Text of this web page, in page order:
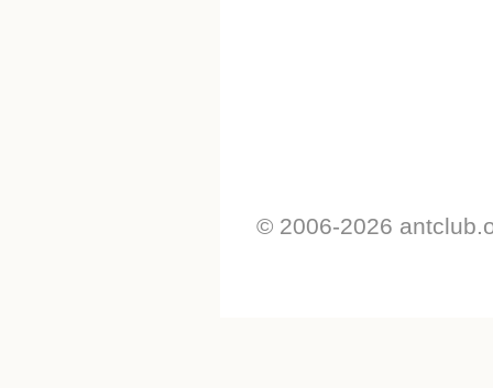
© 2006-2026